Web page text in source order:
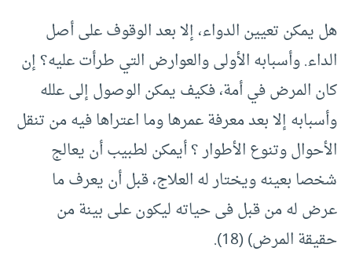
هل يمكن تعيين الدواء، إلا بعد الوقوف على أصل
الداء. وأسبابه الأولى والعوارض التي طرأت عليه؟ إن
كان المرض في أمة، فكيف يمكن الوصول إلى علله
وأسبابه إلا بعد معرفة عمرها وما اعتراها فيه من تنقل
الأحوال وتنوع الأطوار ؟ أيمكن لطبيب أن يعالج
شخصا بعينه ويختار له العلاج، قبل أن يعرف ما
عرض له من قبل فى حياته ليكون على بينة من
حقيقة المرض) (18).